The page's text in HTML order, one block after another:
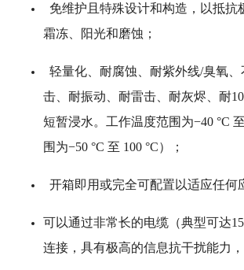
击、耐振动、耐雷击、耐灰烬、耐
围为−50 °C 至 100 °C）；
开箱即用或完全可配置以适应任何
可以通过非常长的电缆（典型可达
连接，具有极高的信息抗干扰能力